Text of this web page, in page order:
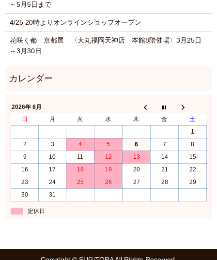
～5月5日まで
4/25 20時よりオンラインショップオープン
花咲く都 京都展 〈大丸福岡天神店 本館8階催場〉3月25日
～3月30日
2026年 8月
日
月 火 水 木 金
土
1
2
3 4 5 6 7
8
9
10 11 12 13 14
15
16
17 18 19 20 21
22
23
24 25 26 27 28
29
30
31
定休日